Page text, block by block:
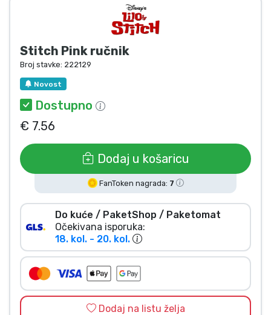
Stitch Pink ručnik
Broj stavke: 222129
Novost
Dostupno
€ 7.56
Dodaj u košaricu
FanToken nagrada: 7
Do kuće / PaketShop / Paketomat
Očekivana isporuka:
18. kol. - 20. kol.
Dodaj na listu želja
Gamer proizvodi
Sportski proizvodi
Glazbeni proizvodi
Marke